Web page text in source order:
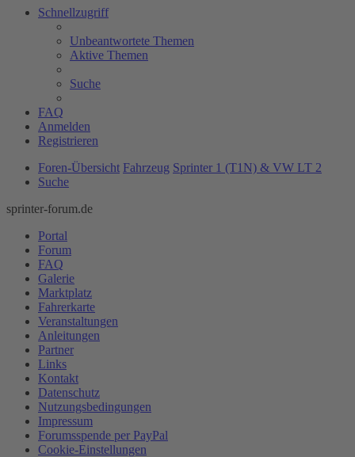
Schnellzugriff
Unbeantwortete Themen
Aktive Themen
Suche
FAQ
Anmelden
Registrieren
Foren-Übersicht Fahrzeug Sprinter 1 (T1N) & VW LT 2
Suche
sprinter-forum.de
Portal
Forum
FAQ
Galerie
Marktplatz
Fahrerkarte
Veranstaltungen
Anleitungen
Partner
Links
Kontakt
Datenschutz
Nutzungsbedingungen
Impressum
Forumsspende per PayPal
Cookie-Einstellungen